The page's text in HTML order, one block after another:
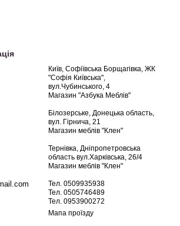
Київ, Софіївська Борщагівка, ЖК
"Софія Київська",
вул.Чубинського, 4
Магазин "Азбука Меблів"
Білозерське, Донецька область,
вул. Гірнича, 21
Магазин меблів "Клен"
Тернівка, Дніпропетровська
область вул.Харківська, 26/4
Магазин меблів "Клен"
Тел. 0509935938
Тел. 0505746489
Тел. 0953900272
Мапа проїзду